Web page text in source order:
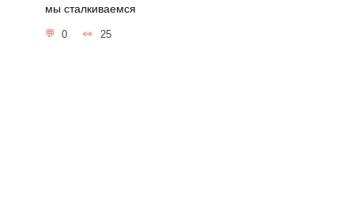
мы сталкиваемся
0 25